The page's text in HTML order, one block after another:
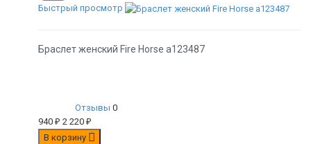
Быстрый просмотр
Браслет женский Fire Horse а123487
Отзывы 0
940 ₽ 2 220 ₽
В корзину